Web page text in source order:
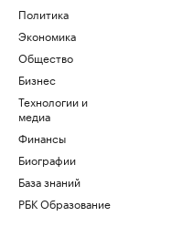
Политика
Экономика
Общество
Бизнес
Технологии и
медиа
Финансы
Биографии
База знаний
РБК Образование